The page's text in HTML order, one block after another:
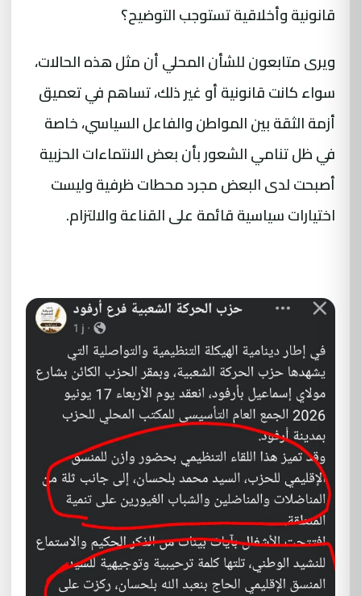
قانونية وأخلاقية تستوجب التوضيح؟
ويرى متابعون للشأن المحلي أن مثل هذه الحالات،
سواء كانت قانونية أو غير ذلك، تساهم في تعميق
أزمة الثقة بين المواطن والفاعل السياسي، خاصة
في ظل تنامي الشعور بأن بعض الانتماءات الحزبية
أصبحت لدى البعض مجرد محطات ظرفية وليست
اختيارات سياسية قائمة على القناعة والالتزام.